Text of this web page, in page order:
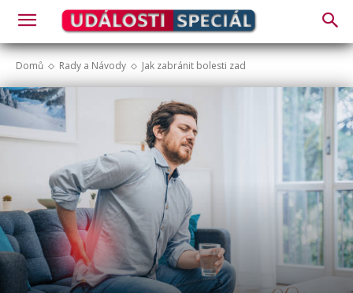
Domů Rady a Návody Jak zabránit bolesti zad